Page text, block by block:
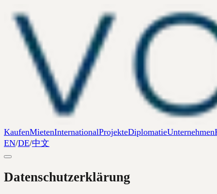
KaufenMietenInternationalProjekteDiplomatieUnternehmen
EN/DE/中文
Datenschutzerklärung